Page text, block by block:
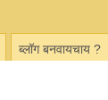
ब्लॉग बनवायचाय ?